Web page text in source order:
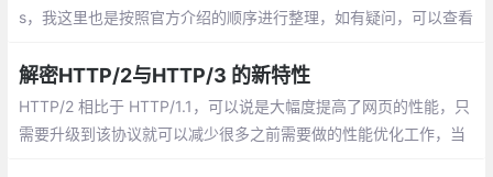
s，我这里也是按照官方介绍的顺序进行整理，如有疑问，可以查看
一起看哈。
解密HTTP/2与HTTP/3 的新特性
HTTP/2 相比于 HTTP/1.1，可以说是大幅度提高了网页的性能，只
需要升级到该协议就可以减少很多之前需要做的性能优化工作，当